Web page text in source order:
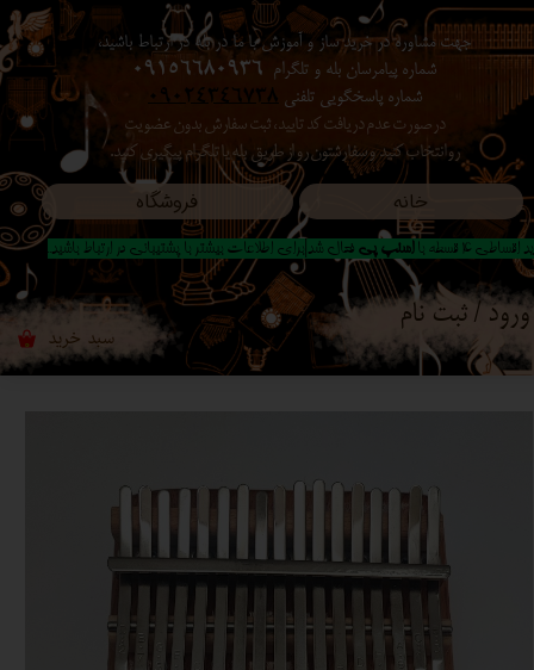
خانه فروشگاه
جهت مشاوره در خرید ساز و آموزش با ما در بله در ارتباط باشید،
شماره پیامرسان بله و تلگرام 09156680936
شماره پاسخگویی تلفنی 09024346738
در صورت عدم دریافت کد تایید ، ثبت سفارش بدون عضویت
رو انتخاب کنید ​​​​​​​ و سفارشتون رو از طریق بله یا تلگرام پیگیری کنید.
۰ سبد خرید
ورود / ثبت نام
حساب کاربری من
تغییر گذر واژه
سفارشات
خروج از حساب کاربری
اقساطی 4 قسطه با اسنپ پی فعال شد|برای اطلاعات بیشتر با پشتیبانی در ارتباط باشید..